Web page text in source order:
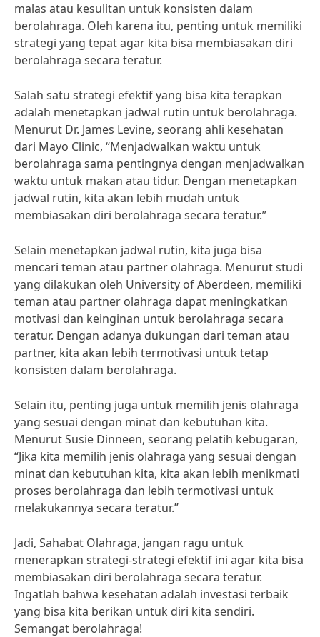
malas atau kesulitan untuk konsisten dalam
berolahraga. Oleh karena itu, penting untuk memiliki
strategi yang tepat agar kita bisa membiasakan diri
berolahraga secara teratur.
Salah satu strategi efektif yang bisa kita terapkan
adalah menetapkan jadwal rutin untuk berolahraga.
Menurut Dr. James Levine, seorang ahli kesehatan
dari Mayo Clinic, “Menjadwalkan waktu untuk
berolahraga sama pentingnya dengan menjadwalkan
waktu untuk makan atau tidur. Dengan menetapkan
jadwal rutin, kita akan lebih mudah untuk
membiasakan diri berolahraga secara teratur.”
Selain menetapkan jadwal rutin, kita juga bisa
mencari teman atau partner olahraga. Menurut studi
yang dilakukan oleh University of Aberdeen, memiliki
teman atau partner olahraga dapat meningkatkan
motivasi dan keinginan untuk berolahraga secara
teratur. Dengan adanya dukungan dari teman atau
partner, kita akan lebih termotivasi untuk tetap
konsisten dalam berolahraga.
Selain itu, penting juga untuk memilih jenis olahraga
yang sesuai dengan minat dan kebutuhan kita.
Menurut Susie Dinneen, seorang pelatih kebugaran,
“Jika kita memilih jenis olahraga yang sesuai dengan
minat dan kebutuhan kita, kita akan lebih menikmati
proses berolahraga dan lebih termotivasi untuk
melakukannya secara teratur.”
Jadi, Sahabat Olahraga, jangan ragu untuk
menerapkan strategi-strategi efektif ini agar kita bisa
membiasakan diri berolahraga secara teratur.
Ingatlah bahwa kesehatan adalah investasi terbaik
yang bisa kita berikan untuk diri kita sendiri.
Semangat berolahraga!